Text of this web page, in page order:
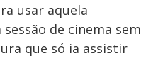
usar aquela
de cinema sem
que só ia assistir